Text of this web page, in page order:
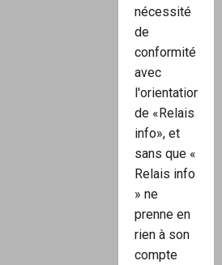
nécessité
de
conformité
avec
l'orientation
de «Relais
info», et
sans que «
Relais info
» ne
prenne en
rien à son
compte